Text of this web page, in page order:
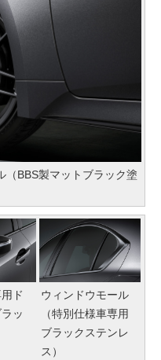
（BBS製マットブラック塗
ド
ッ
ウィンドウモール
（特別仕様車専用
ブラックステンレ
ス）